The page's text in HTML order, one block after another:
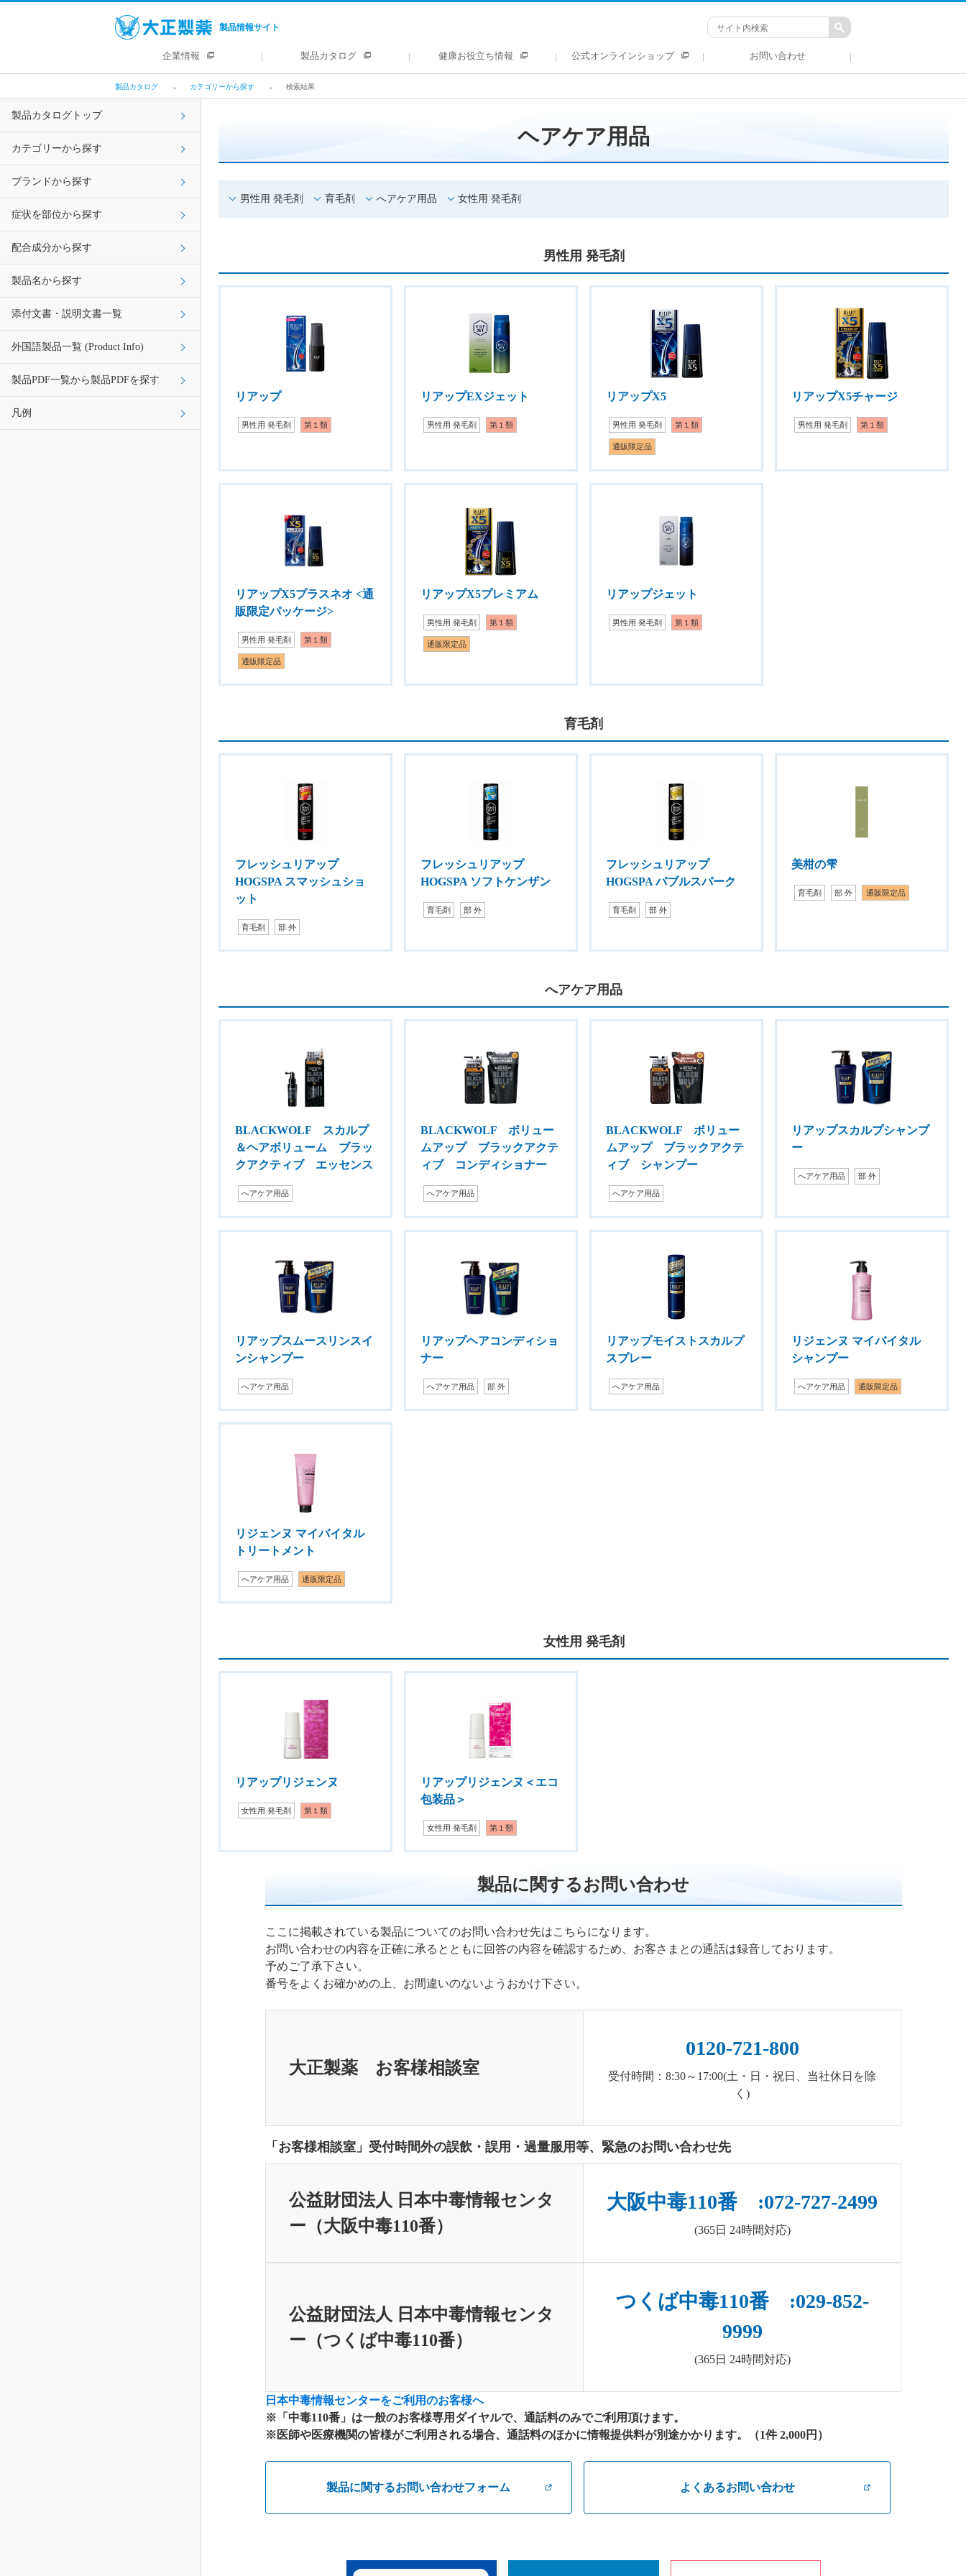
製品情報サイト
企業情報 製品カタログ 健康お役立ち情報 公式オンラインショップ お問い合わせ
製品カタログ カテゴリーから探す 検索結果
製品カタログトップ
カテゴリーから探す
ブランドから探す
症状を部位から探す
配合成分から探す
製品名から探す
添付文書・説明文書一覧
外国語製品一覧 (Product Info)
製品PDF一覧から製品PDFを探す
凡例
ヘアケア用品
男性用 発毛剤 育毛剤 へアケア用品 女性用 発毛剤
男性用 発毛剤
リアップ
男性用 発毛剤 第１類
リアップEXジェット
男性用 発毛剤 第１類
リアップX5
男性用 発毛剤 第１類
通販限定品
リアップX5チャージ
男性用 発毛剤 第１類
リアップX5プラスネオ <通
販限定パッケージ>
男性用 発毛剤 第１類
通販限定品
リアップX5プレミアム
男性用 発毛剤 第１類
通販限定品
リアップジェット
男性用 発毛剤 第１類
育毛剤
フレッシュリアップ
HOGSPA スマッシュショ
ット
育毛剤 部 外
フレッシュリアップ
HOGSPA ソフトケンザン
育毛剤 部 外
フレッシュリアップ
HOGSPA バブルスパーク
育毛剤 部 外
美柑の雫
育毛剤 部 外 通販限定品
へアケア用品
BLACKWOLF スカルプ
＆ヘアボリューム ブラッ
クアクティブ エッセンス
へアケア用品
BLACKWOLF ボリュー
ムアップ ブラックアクテ
ィブ コンディショナー
へアケア用品
BLACKWOLF ボリュー
ムアップ ブラックアクテ
ィブ シャンプー
へアケア用品
リアップスカルプシャンプ
ー
へアケア用品 部 外
リアップスムースリンスイ
ンシャンプー
へアケア用品
リアップヘアコンディショ
ナー
へアケア用品 部 外
リアップモイストスカルプ
スプレー
へアケア用品
リジェンヌ マイバイタル
シャンプー
へアケア用品 通販限定品
リジェンヌ マイバイタル
トリートメント
へアケア用品 通販限定品
女性用 発毛剤
リアップリジェンヌ
女性用 発毛剤 第１類
リアップリジェンヌ＜エコ
包装品＞
女性用 発毛剤 第１類
製品に関するお問い合わせ
ここに掲載されている製品についてのお問い合わせ先はこちらになります。
お問い合わせの内容を正確に承るとともに回答の内容を確認するため、お客さまとの通話は録音しております。
予めご了承下さい。
番号をよくお確かめの上、お間違いのないようおかけ下さい。
大正製薬 お客様相談室
0120-721-800
受付時間：8:30～17:00(土・日・祝日、当社休日を除
く)
「お客様相談室」受付時間外の誤飲・誤用・過量服用等、緊急のお問い合わせ先
公益財団法人 日本中毒情報センタ
ー（大阪中毒110番）
大阪中毒110番 :072-727-2499
(365日 24時間対応)
公益財団法人 日本中毒情報センタ
ー（つくば中毒110番）
つくば中毒110番 :029-852-
9999
(365日 24時間対応)
日本中毒情報センターをご利用のお客様へ
※「中毒110番」は一般のお客様専用ダイヤルで、通話料のみでご利用頂けます。
※医師や医療機関の皆様がご利用される場合、通話料のほかに情報提供料が別途かかります。（1件 2,000円）
製品に関するお問い合わせフォーム よくあるお問い合わせ